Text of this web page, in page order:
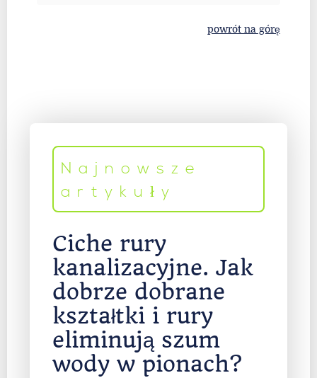
powrót na górę
Najnowsze
artykuły
Ciche rury
kanalizacyjne. Jak
dobrze dobrane
kształtki i rury
eliminują szum
wody w pionach?